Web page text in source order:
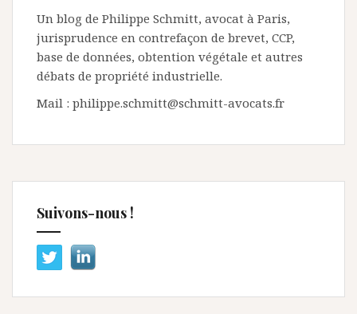
Un blog de Philippe Schmitt, avocat à Paris,
jurisprudence en contrefaçon de brevet, CCP,
base de données, obtention végétale et autres
débats de propriété industrielle.
Mail : philippe.schmitt@schmitt-avocats.fr
Suivons-nous !